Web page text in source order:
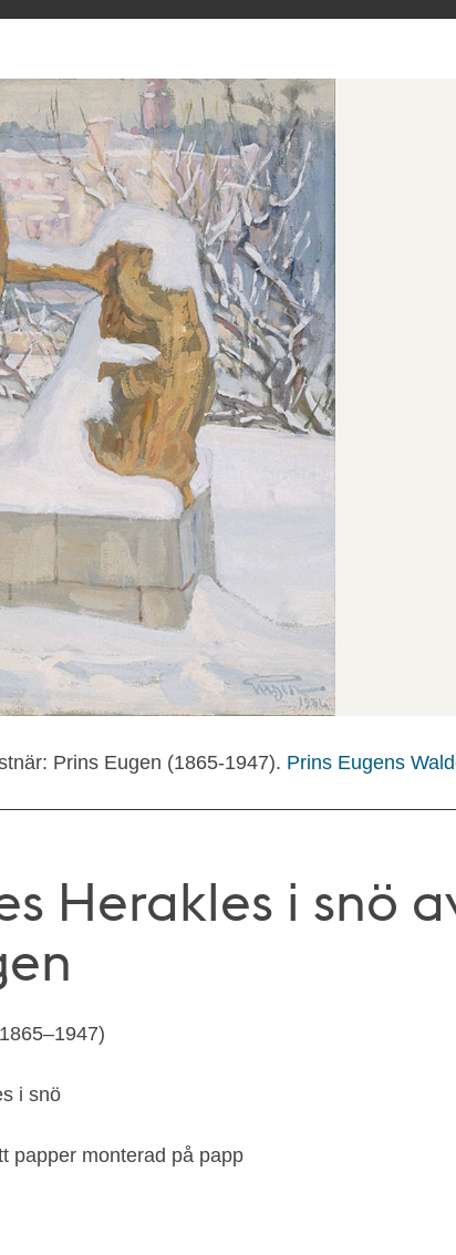
Prins Eugen (1865-1947). Prins Eugens
Herakles i snö
i snö
papper monterad på papp